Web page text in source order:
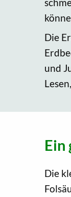
Die
und
Ein
Die